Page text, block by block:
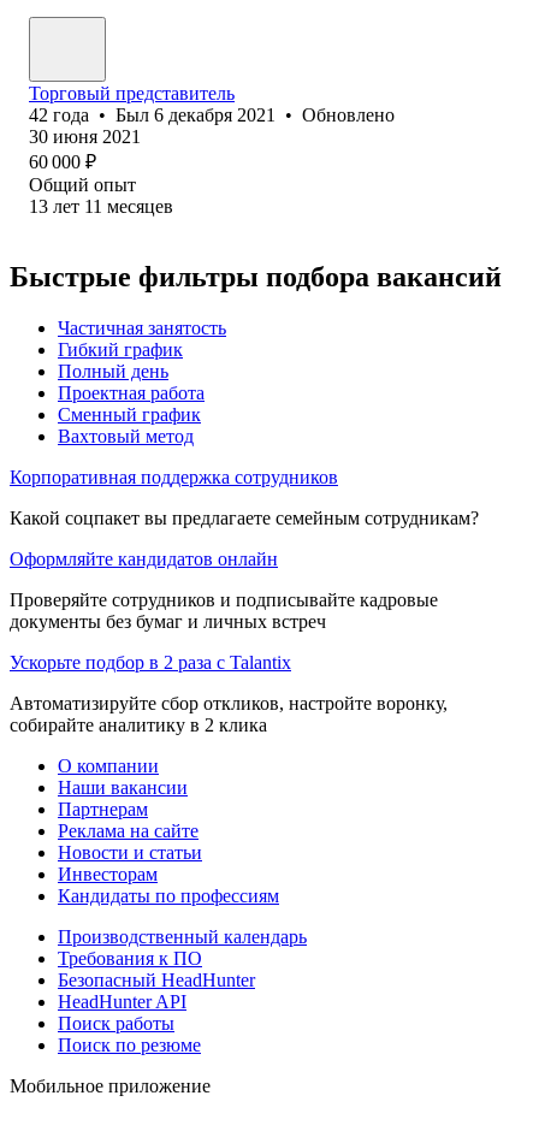
Торговый представитель
42 года • Был 6 декабря 2021 • Обновлено
30 июня 2021
60 000 ₽
Общий опыт
13 лет 11 месяцев
Быстрые фильтры подбора вакансий
Частичная занятость
Гибкий график
Полный день
Проектная работа
Сменный график
Вахтовый метод
Корпоративная поддержка сотрудников
Какой соцпакет вы предлагаете семейным сотрудникам?
Оформляйте кандидатов онлайн
Проверяйте сотрудников и подписывайте кадровые
документы без бумаг и личных встреч
Ускорьте подбор в 2 раза с Talantix
Автоматизируйте сбор откликов, настройте воронку,
собирайте аналитику в 2 клика
О компании
Наши вакансии
Партнерам
Реклама на сайте
Новости и статьи
Инвесторам
Кандидаты по профессиям
Производственный календарь
Требования к ПО
Безопасный HeadHunter
HeadHunter API
Поиск работы
Поиск по резюме
Мобильное приложение